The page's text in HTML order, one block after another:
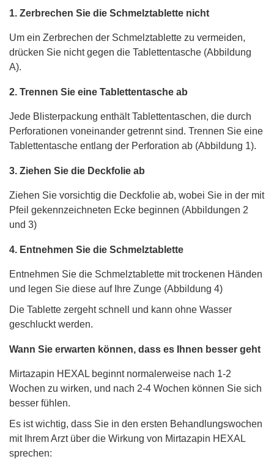
1. Zerbrechen Sie die Schmelztablette nicht
Um ein Zerbrechen der Schmelztablette zu vermeiden,
drücken Sie nicht gegen die Tablettentasche (Abbildung
A).
2. Trennen Sie eine Tablettentasche ab
Jede Blisterpackung enthält Tablettentaschen, die durch
Perforationen voneinander getrennt sind. Trennen Sie eine
Tablettentasche entlang der Perforation ab (Abbildung 1).
3. Ziehen Sie die Deckfolie ab
Ziehen Sie vorsichtig die Deckfolie ab, wobei Sie in der mit
Pfeil gekennzeichneten Ecke beginnen (Abbildungen 2
und 3)
4. Entnehmen Sie die Schmelztablette
Entnehmen Sie die Schmelztablette mit trockenen Händen
und legen Sie diese auf Ihre Zunge (Abbildung 4)
Die Tablette zergeht schnell und kann ohne Wasser
geschluckt werden.
Wann Sie erwarten können, dass es Ihnen besser geht
Mirtazapin HEXAL beginnt normalerweise nach 1-2
Wochen zu wirken, und nach 2-4 Wochen können Sie sich
besser fühlen.
Es ist wichtig, dass Sie in den ersten Behandlungswochen
mit Ihrem Arzt über die Wirkung von Mirtazapin HEXAL
sprechen: